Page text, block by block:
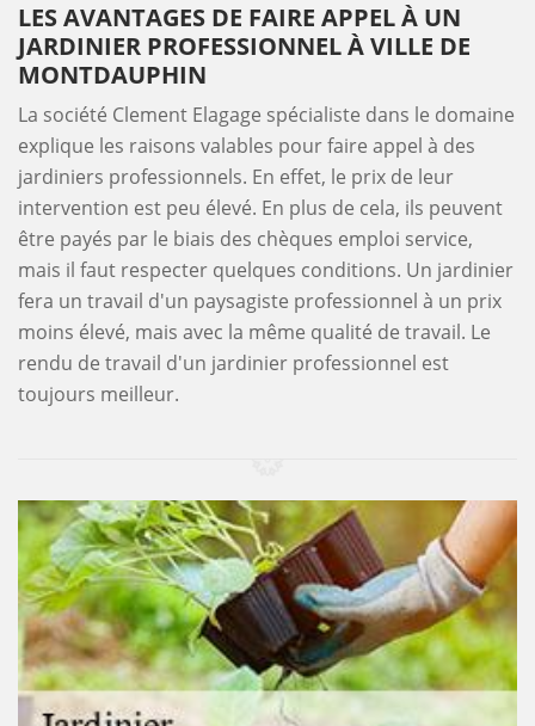
LES AVANTAGES DE FAIRE APPEL À UN
JARDINIER PROFESSIONNEL À VILLE DE
MONTDAUPHIN
La société Clement Elagage spécialiste dans le domaine
explique les raisons valables pour faire appel à des
jardiniers professionnels. En effet, le prix de leur
intervention est peu élevé. En plus de cela, ils peuvent
être payés par le biais des chèques emploi service,
mais il faut respecter quelques conditions. Un jardinier
fera un travail d'un paysagiste professionnel à un prix
moins élevé, mais avec la même qualité de travail. Le
rendu de travail d'un jardinier professionnel est
toujours meilleur.